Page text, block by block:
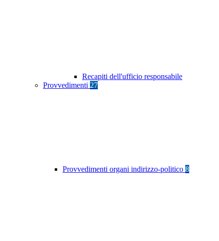
Recapiti dell'ufficio responsabile
Provvedimenti 27
Provvedimenti organi indirizzo-politico 8